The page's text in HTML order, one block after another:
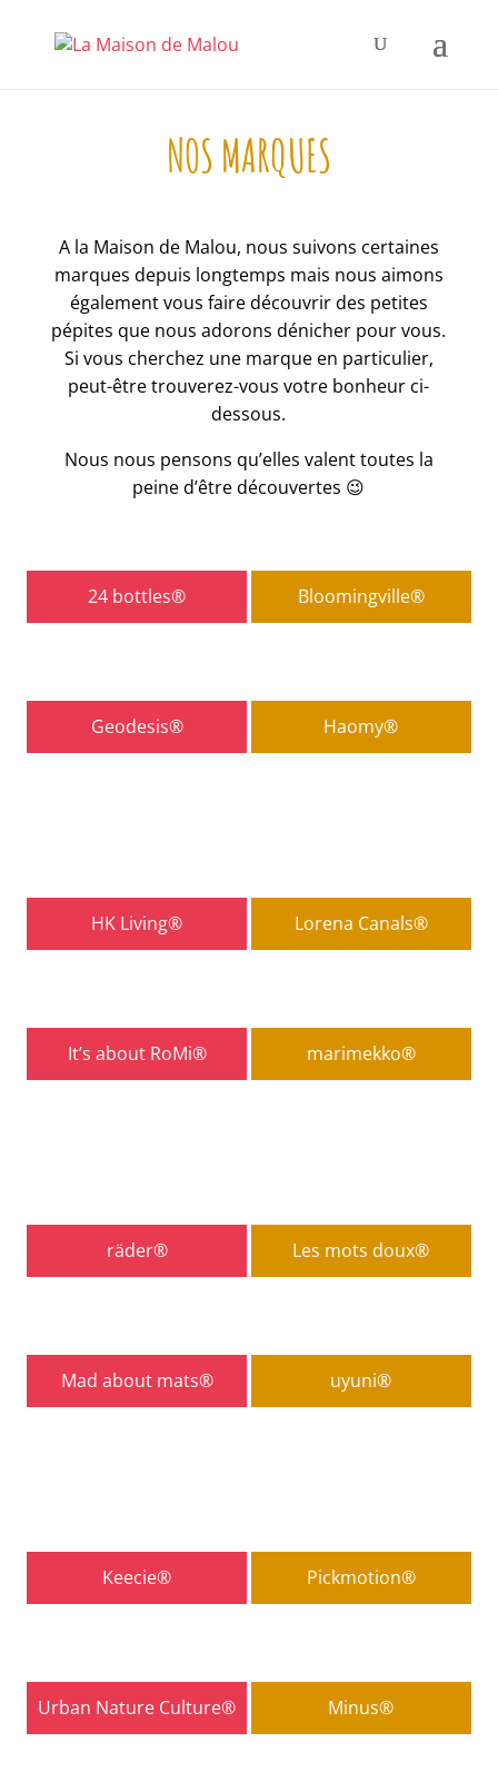
NOS MARQUES
A la Maison de Malou, nous suivons certaines
marques depuis longtemps mais nous aimons
également vous faire découvrir des petites
pépites que nous adorons dénicher pour vous.
Si vous cherchez une marque en particulier,
peut-être trouverez-vous votre bonheur ci-
dessous.
Nous nous pensons qu’elles valent toutes la
peine d’être découvertes 😉
24 bottles® Bloomingville®
Geodesis® Haomy®
HK Living® Lorena Canals®
It’s about RoMi® marimekko®
räder® Les mots doux®
Mad about mats® uyuni®
Keecie® Pickmotion®
Urban Nature Culture® Minus®